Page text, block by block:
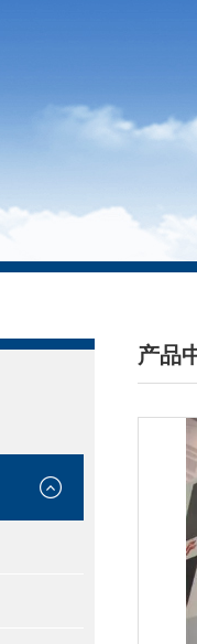
产品
/